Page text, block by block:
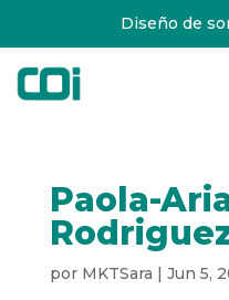
Diseño de
Paola-
por MKTSara | Jun 5,